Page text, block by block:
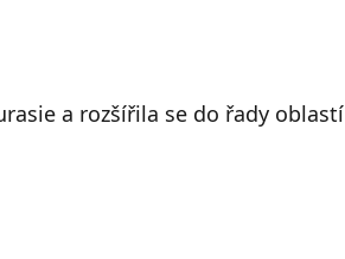
a rozšířila se do řady